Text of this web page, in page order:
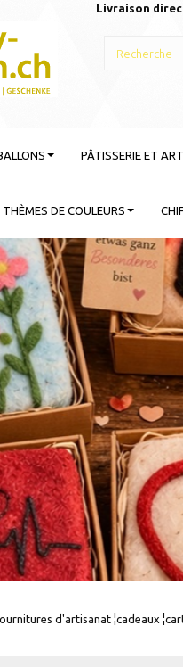
Livraison
PÂTISSERIE ET
THÈMES DE COULEURS
d'artisanat ¦cadeaux